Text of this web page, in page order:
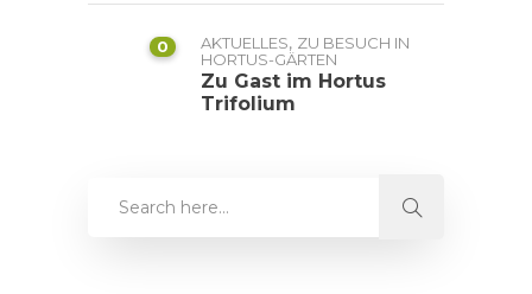
0 AKTUELLES, ZU BESUCH IN
HORTUS-GÄRTEN
Zu Gast im Hortus
Trifolium